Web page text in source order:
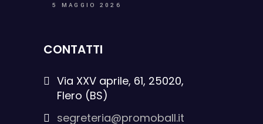
5 MAGGIO 2026
CONTATTI
Via XXV aprile, 61, 25020,
Flero (BS)
segreteria@promoball.it